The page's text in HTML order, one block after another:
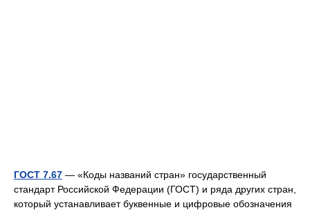
ГОСТ 7.67 — «Коды названий стран» государственный
стандарт Российской Федерации (ГОСТ) и ряда других стран,
который устанавливает буквенные и цифровые обозначения